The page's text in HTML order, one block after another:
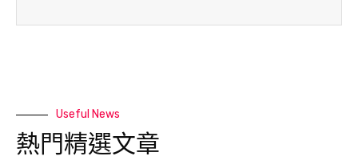
Useful News
熱門精選文章